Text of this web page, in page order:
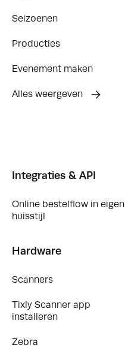
Seizoenen
Producties
Evenement maken
Alles weergeven
Integraties & API
Online bestelflow in eigen
huisstijl
Hardware
Scanners
Tixly Scanner app
installeren
Zebra